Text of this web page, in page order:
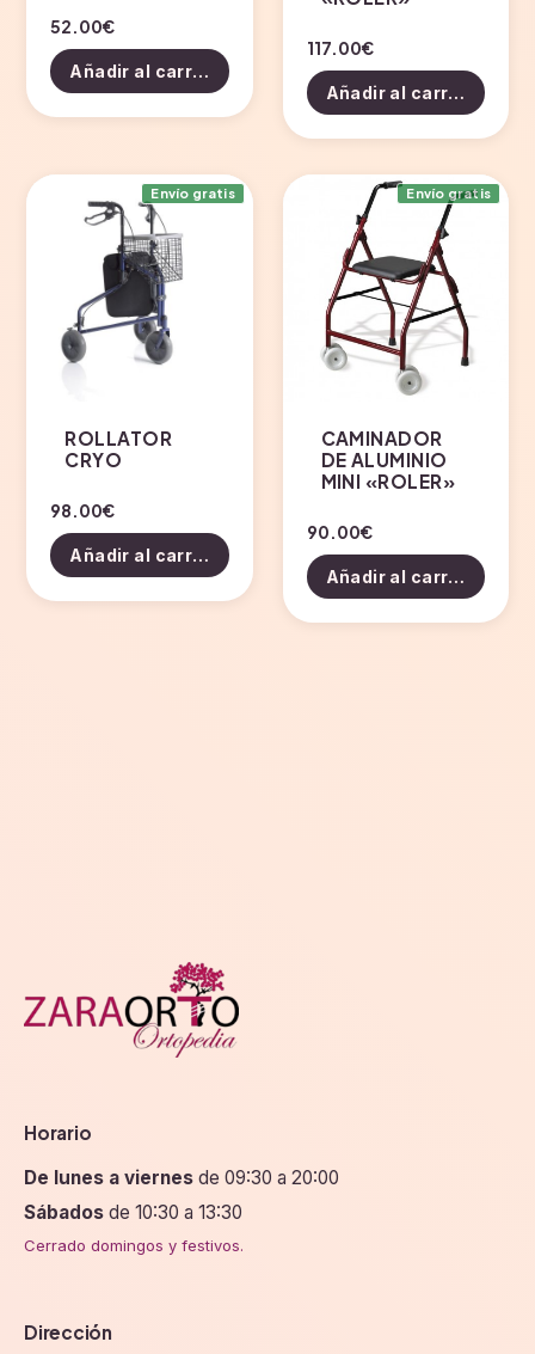
52.00€
Añadir al carrito
117.00€
Añadir al carrito
Envío gratis
ROLLATOR
CRYO
98.00€
Añadir al carrito
Envío gratis
CAMINADOR
DE ALUMINIO
MINI «ROLER»
90.00€
Añadir al carrito
Horario
De lunes a viernes de 09:30 a 20:00
Sábados de 10:30 a 13:30
Cerrado domingos y festivos.
Dirección